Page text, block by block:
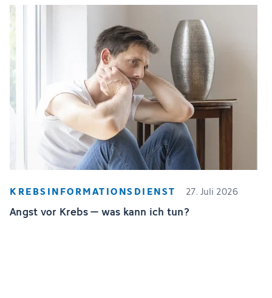
KREBSINFORMATIONSDIENST 27. Juli 2026
Angst vor Krebs – was kann ich tun?